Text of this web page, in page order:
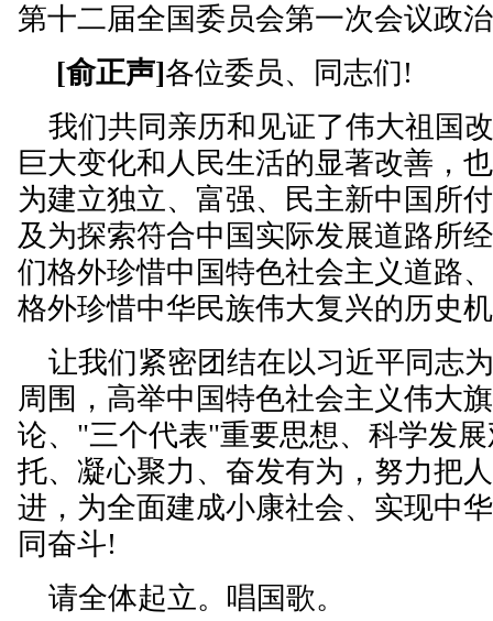
第十二届全国委员会第一次会议政
[俞正声]各位委员、同志们!
我们共同亲历和见证了伟大祖国
巨大变化和人民生活的显著改善，
为建立独立、富强、民主新中国所
及为探索符合中国实际发展道路所
们格外珍惜中国特色社会主义道路
格外珍惜中华民族伟大复兴的历史
让我们紧密团结在以习近平同志
周围，高举中国特色社会主义伟大
论、"三个代表"重要思想、科学发
托、凝心聚力、奋发有为，努力把
进，为全面建成小康社会、实现中
同奋斗!
请全体起立。唱国歌。